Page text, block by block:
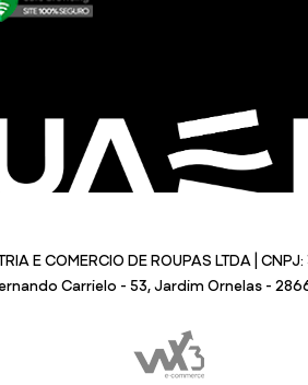
E COMERCIO DE ROUPAS LTDA |
Carrielo - 53, Jardim Ornelas -